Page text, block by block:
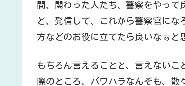
間、関わった人たち、警察をやっ
ど、発信して、これから警察官にな
方などのお役に立てたら良いなぁと
もちろん言えることと、言えないこ
際のところ、パワハラなんぞも、